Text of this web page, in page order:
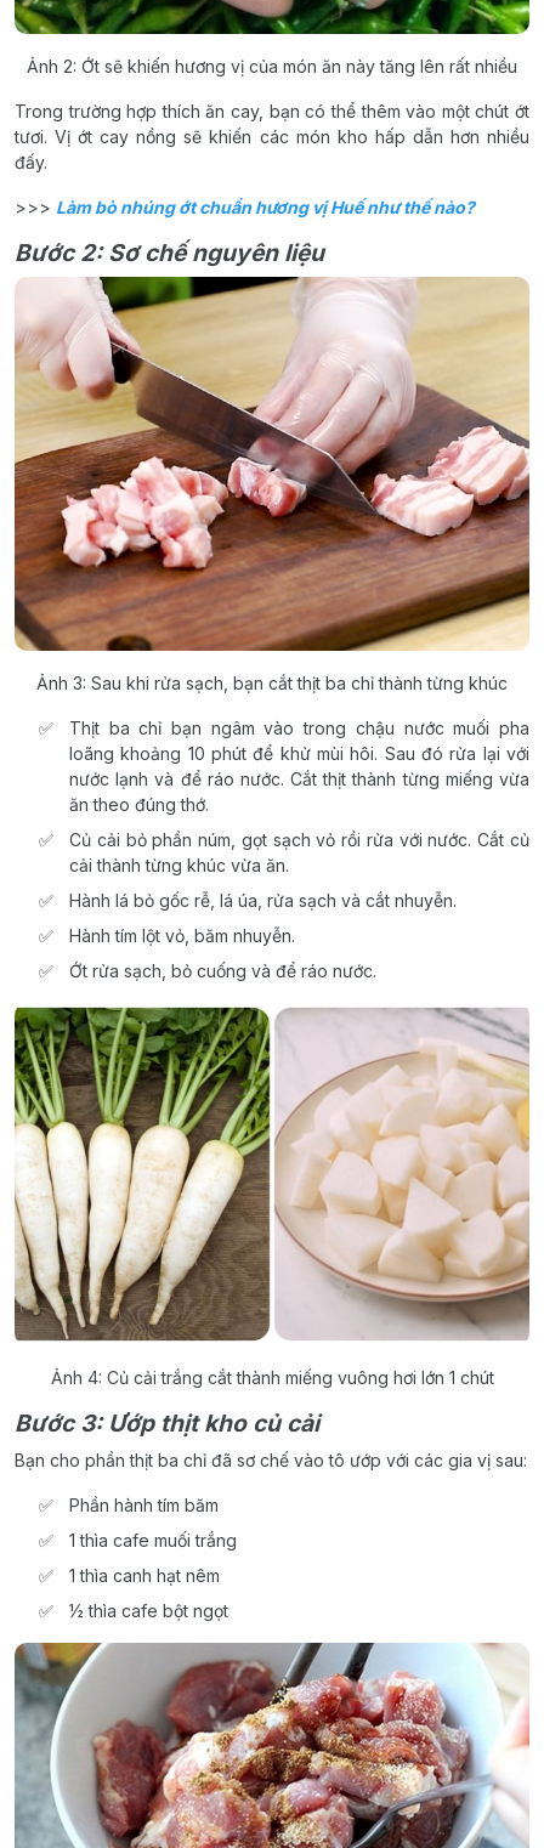
Ảnh 2: Ớt sẽ khiến hương vị của món ăn này tăng lên rất nhiều
Trong trường hợp thích ăn cay, bạn có thể thêm vào một chút ớt
tươi. Vị ớt cay nồng sẽ khiến các món kho hấp dẫn hơn nhiều
đấy.
>>> Làm bò nhúng ớt chuẩn hương vị Huế như thế nào?
Bước 2: Sơ chế nguyên liệu
Ảnh 3: Sau khi rửa sạch, bạn cắt thịt ba chỉ thành từng khúc
Thịt ba chỉ bạn ngâm vào trong chậu nước muối pha
loãng khoảng 10 phút để khử mùi hôi. Sau đó rửa lại với
nước lạnh và để ráo nước. Cắt thịt thành từng miếng vừa
ăn theo đúng thớ.
Củ cải bỏ phần núm, gọt sạch vỏ rồi rửa với nước. Cắt củ
cải thành từng khúc vừa ăn.
Hành lá bỏ gốc rễ, lá úa, rửa sạch và cắt nhuyễn.
Hành tím lột vỏ, băm nhuyễn.
Ớt rửa sạch, bỏ cuống và để ráo nước.
Ảnh 4: Củ cải trắng cắt thành miếng vuông hơi lớn 1 chút
Bước 3: Ướp thịt kho củ cải
Bạn cho phần thịt ba chỉ đã sơ chế vào tô ướp với các gia vị sau:
Phần hành tím băm
1 thìa cafe muối trắng
1 thìa canh hạt nêm
½ thìa cafe bột ngọt